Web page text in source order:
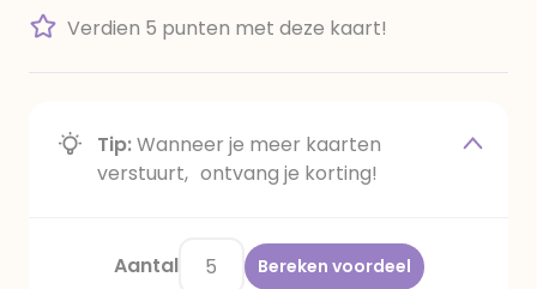
Verdien 5 punten met deze kaart!
Tip:Wanneer je meer kaarten
verstuurt, ontvang je korting!
Aantal Bereken voordeel